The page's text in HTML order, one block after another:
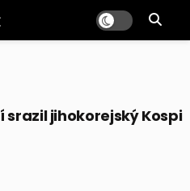
jihokorejský Kospi